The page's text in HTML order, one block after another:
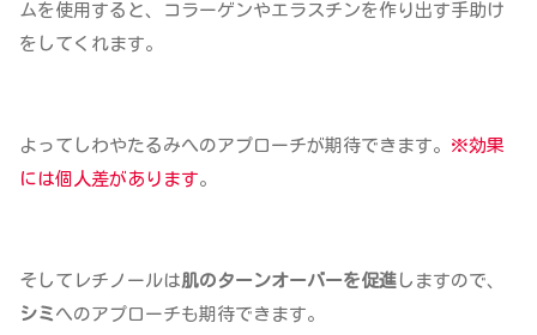
ムを使用すると、コラーゲンやエラスチンを作り出す手助け
をしてくれます。
よってしわやたるみへのアプローチが期待できます。 ※効果
には個人差があります。
そしてレチノールは肌のターンオーバーを促進 しますので、
シミ へのアプローチも期待できます。